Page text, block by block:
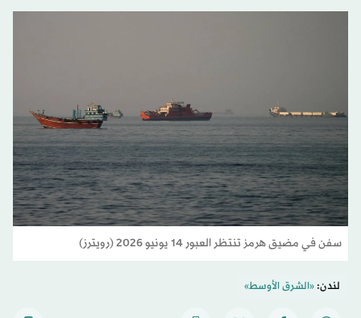
سفن في مضيق هرمز تنتظر العبور 14 يونيو 2026 (رويترز)
لندن:«الشرق الأوسط»